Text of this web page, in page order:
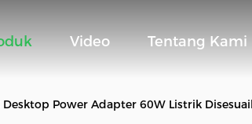
Video Tentang Kami
Desktop Power Adapter 60W Listrik